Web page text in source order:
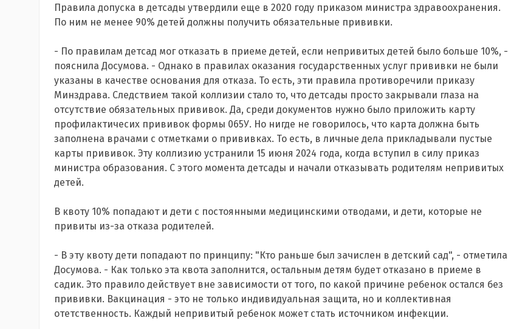
Правила допуска в детсады утвердили еще в 2020 году приказом министра здравоохранения.
По ним не менее 90% детей должны получить обязательные прививки.
- По правилам детсад мог отказать в приеме детей, если непривитых детей было больше 10%, -
пояснила Досумова. - Однако в правилах оказания государственных услуг прививки не были
указаны в качестве основания для отказа. То есть, эти правила противоречили приказу
Минздрава. Следствием такой коллизии стало то, что детсады просто закрывали глаза на
отсутствие обязательных прививок. Да, среди документов нужно было приложить карту
профилактичесих прививок формы 065У. Но нигде не говорилось, что карта должна быть
заполнена врачами с отметками о прививках. То есть, в личные дела прикладывали пустые
карты прививок. Эту коллизию устранили 15 июня 2024 года, когда вступил в силу приказ
министра образования. С этого момента детсады и начали отказывать родителям непривитых
детей.
В квоту 10% попадают и дети с постоянными медицинскими отводами, и дети, которые не
привиты из-за отказа родителей.
- В эту квоту дети попадают по принципу: "Кто раньше был зачислен в детский сад", - отметила
Досумова. - Как только эта квота заполнится, остальным детям будет отказано в приеме в
садик. Это правило действует вне зависимости от того, по какой причине ребенок остался без
прививки. Вакцинация - это не только индивидуальная защита, но и коллективная
отетственность. Каждый непривитый ребенок может стать источником инфекции.